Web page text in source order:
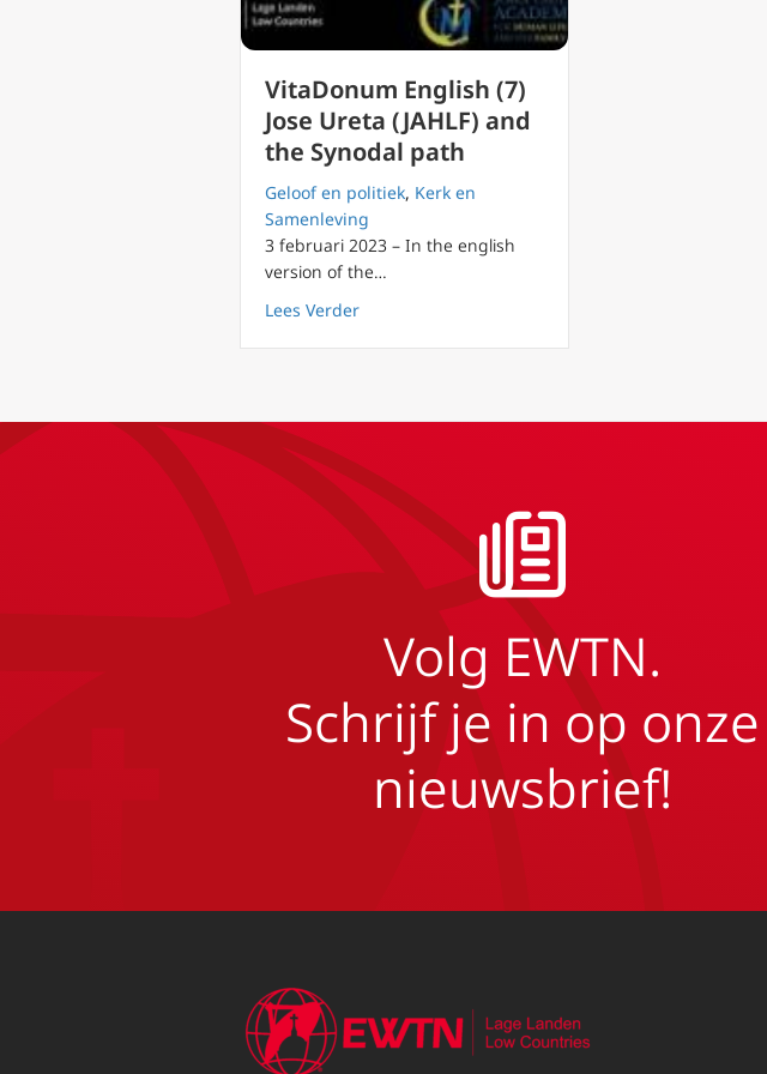
VitaDonum English (7)
Jose Ureta (JAHLF) and
the Synodal path
Geloof en politiek, Kerk en
Samenleving
3 februari 2023 – In the english
version of the…
Lees Verderabout VitaDonum English (7) Jose Ureta (JAHLF)
Volg EWTN.
Schrijf je in op onze
nieuwsbrief!